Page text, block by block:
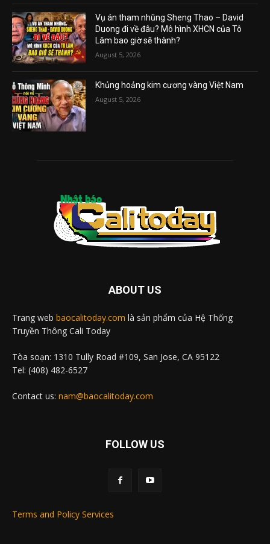
Vụ án tham nhũng Sheng Thao – David
Duong đi về đâu? Mô hình XHCN của Tô
Lâm bao giờ sẽ thành?
August 5, 2026
Khủng hoảng kim cương vàng Việt Nam
August 5, 2026
ABOUT US
Trang web baocalitoday.com là sản phẩm của Hệ Thống
Truyền Thông Cali Today
Tòa soạn: 1310 Tully Road #109, San Jose, CA 95122
Tel: (408) 482-6527
Contact us: nam@baocalitoday.com
FOLLOW US
Terms and Policy Services